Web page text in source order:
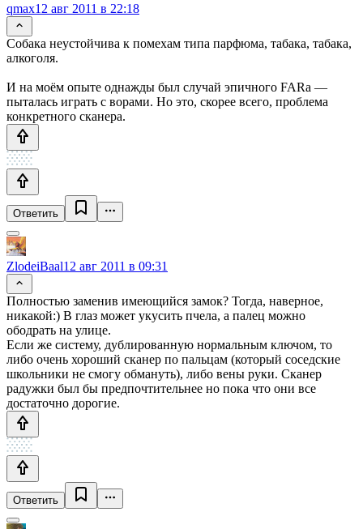
qmax12 авг 2011 в 22:18
Собака неустойчива к помехам типа парфюма, табака, табака,
алкоголя.
И на моём опыте однажды был случай эпичного FARа —
пыталась играть с ворами. Но это, скорее всего, проблема
конкретного сканера.
Ответить
ZlodeiBaal12 авг 2011 в 09:31
Полностью заменив имеющийся замок? Тогда, наверное,
никакой:) В глаз может укусить пчела, а палец можно
ободрать на улице.
Если же систему, дублированную нормальным ключом, то
либо очень хороший сканер по пальцам (который соседские
школьники не смогу обмануть), либо вены руки. Сканер
радужки был бы предпочтительнее но пока что они все
достаточно дорогие.
Ответить